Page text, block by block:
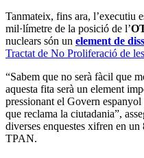
Tanmateix, fins ara, l’executiu
mil·límetre de la posició de l’
nuclears són un element de
Tractat de No Proliferació de
“Sabem que no serà fàcil que
aquesta fita serà un element
pressionant el Govern
que reclama la ciutadania”,
diverses enquestes xifren en
TPAN.